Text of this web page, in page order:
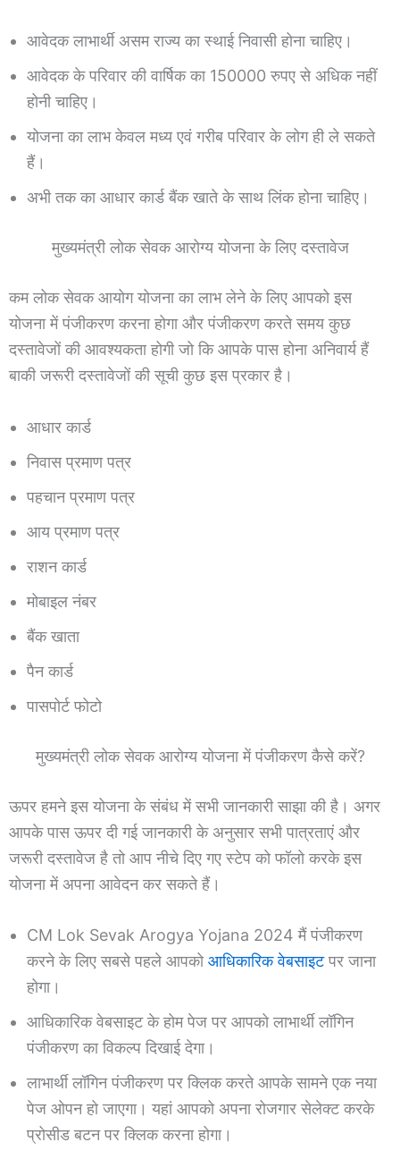
आवेदक लाभार्थी असम राज्य का स्थाई निवासी होना चाहिए।
आवेदक के परिवार की वार्षिक का 150000 रुपए से अधिक नहीं
होनी चाहिए।
योजना का लाभ केवल मध्य एवं गरीब परिवार के लोग ही ले सकते
हैं।
अभी तक का आधार कार्ड बैंक खाते के साथ लिंक होना चाहिए।
मुख्यमंत्री लोक सेवक आरोग्य योजना के लिए दस्तावेज
कम लोक सेवक आयोग योजना का लाभ लेने के लिए आपको इस
योजना में पंजीकरण करना होगा और पंजीकरण करते समय कुछ
दस्तावेजों की आवश्यकता होगी जो कि आपके पास होना अनिवार्य हैं
बाकी जरूरी दस्तावेजों की सूची कुछ इस प्रकार है।
आधार कार्ड
निवास प्रमाण पत्र
पहचान प्रमाण पत्र
आय प्रमाण पत्र
राशन कार्ड
मोबाइल नंबर
बैंक खाता
पैन कार्ड
पासपोर्ट फोटो
मुख्यमंत्री लोक सेवक आरोग्य योजना में पंजीकरण कैसे करें?
ऊपर हमने इस योजना के संबंध में सभी जानकारी साझा की है। अगर
आपके पास ऊपर दी गई जानकारी के अनुसार सभी पात्रताएं और
जरूरी दस्तावेज है तो आप नीचे दिए गए स्टेप को फॉलो करके इस
योजना में अपना आवेदन कर सकते हैं।
CM Lok Sevak Arogya Yojana 2024 मैं पंजीकरण
करने के लिए सबसे पहले आपकोआधिकारिक वेबसाइटपर जाना
होगा।
आधिकारिक वेबसाइट के होम पेज पर आपको लाभार्थी लॉगिन
पंजीकरण का विकल्प दिखाई देगा।
लाभार्थी लॉगिन पंजीकरण पर क्लिक करते आपके सामने एक नया
पेज ओपन हो जाएगा। यहां आपको अपना रोजगार सेलेक्ट करके
प्रोसीड बटन पर क्लिक करना होगा।